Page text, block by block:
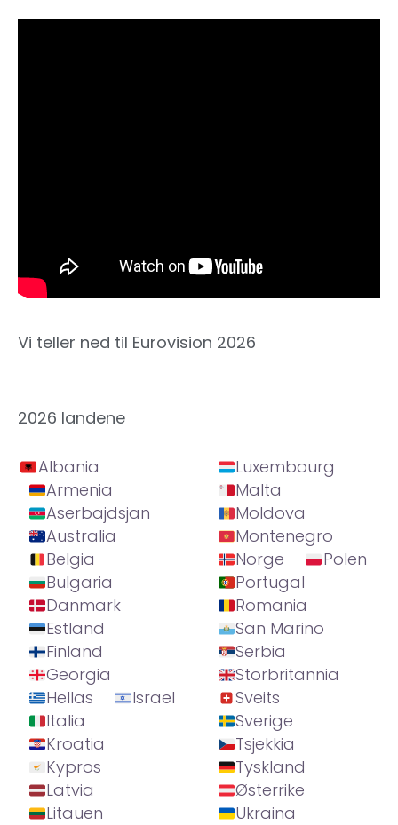
Vi teller ned til Eurovision 2026
2026 landene
Albania
Armenia
Aserbajdsjan
Australia
Belgia
Bulgaria
Danmark
Estland
Finland
Georgia
Hellas
Israel
Italia
Kroatia
Kypros
Latvia
Litauen
Luxembourg
Malta
Moldova
Montenegro
Norge
Polen
Portugal
Romania
San Marino
Serbia
Storbritannia
Sveits
Sverige
Tsjekkia
Tyskland
Østerrike
Ukraina